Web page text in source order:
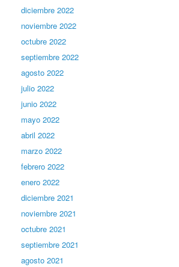
diciembre 2022
noviembre 2022
octubre 2022
septiembre 2022
agosto 2022
julio 2022
junio 2022
mayo 2022
abril 2022
marzo 2022
febrero 2022
enero 2022
diciembre 2021
noviembre 2021
octubre 2021
septiembre 2021
agosto 2021